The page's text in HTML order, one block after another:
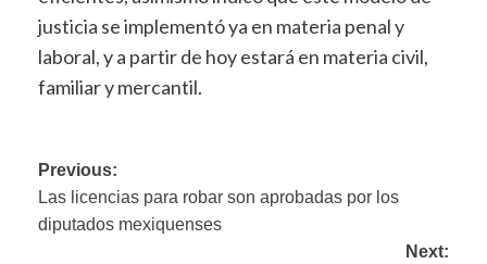
justicia se implementó ya en materia penal y
laboral, y a partir de hoy estará en materia civil,
familiar y mercantil.
Navegación
de
entradas
Previous:
Las licencias para robar son aprobadas por los
diputados mexiquenses
Next: